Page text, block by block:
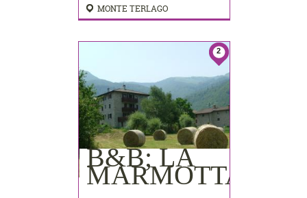
MONTE TERLAGO
2
B&B; LA
MARMOTTA
PRENOTA